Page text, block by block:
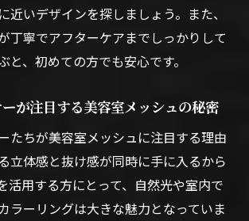
近いデザインを探しましょう。また、
丁寧でアフターケアまでしっかりして
と、初めての方でも安心です。
が注目する美容室メッシュの秘密
たちが美容室メッシュに注目する理由
立体感と抜け感が同時に手に入るから
活用する方にとって、自然光や室内で
ラーリングは大きな魅力となっていま